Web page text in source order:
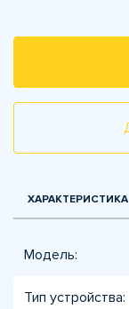
ХАРАКТЕРИСТИКА
Модель:
Тип устройства: